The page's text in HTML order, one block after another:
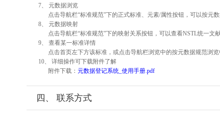
7、 元数据浏览
点击导航栏“标准规范”下的正式标准、元素/属性按钮，可以按元
8、 元数据映射
点击导航栏“标准规范”下的映射关系按钮，可以查看NSTL统一文
9、 查看某一标准详情
点击首页左下方该标准，或点击导航栏浏览中的按元数据规范浏
10、 详细操作可下载附件了解
附件下载： 元数据登记系统_使用手册.pdf
四、 联系方式